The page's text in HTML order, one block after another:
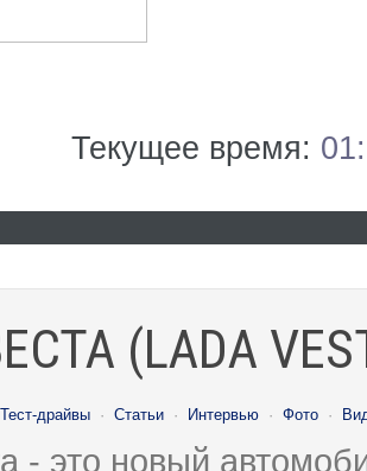
Текущее время:
(LADA
Тест-драйвы · Статьи · Интервью · Фото ·
- это новый